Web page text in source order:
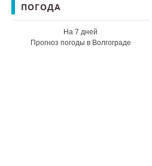
ПОГОДА
На 7 дней
Прогноз погоды в Волгограде